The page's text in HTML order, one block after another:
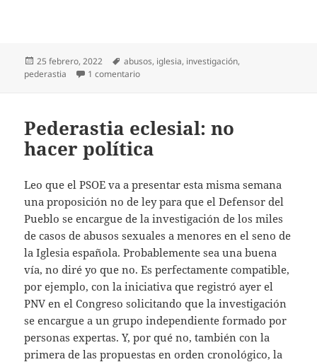
Publicado
el
25 febrero, 2022 Etiquetas
abusos, iglesia, investigación,
pederastia
1 comentarioen Pederastia eclesial, no hay marcha atrás
Pederastia eclesial: no
hacer política
Leo que el PSOE va a presentar esta misma semana
una proposición no de ley para que el Defensor del
Pueblo se encargue de la investigación de los miles
de casos de abusos sexuales a menores en el seno de
la Iglesia española. Probablemente sea una buena
vía, no diré yo que no. Es perfectamente compatible,
por ejemplo, con la iniciativa que registró ayer el
PNV en el Congreso solicitando que la investigación
se encargue a un grupo independiente formado por
personas expertas. Y, por qué no, también con la
primera de las propuestas en orden cronológico, la